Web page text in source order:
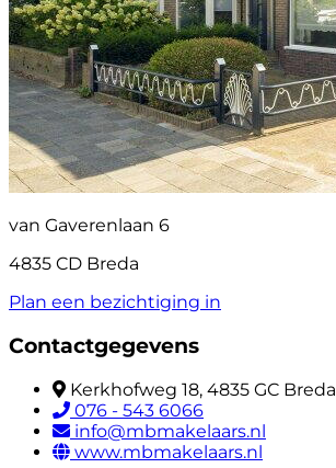
van Gaverenlaan 6
4835 CD Breda
Plan een bezichtiging in
Contactgegevens
Kerkhofweg 18, 4835 GC Breda
076 - 543 6066
info@mbmakelaars.nl
www.mbmakelaars.nl